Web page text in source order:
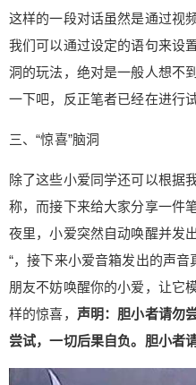
这样的一段对话虽然是通过视
我们可以通过设定的语句来设
洞的玩法，绝对是一般人想不
一下吧，反正笔者已经在进行试
三、“惊喜”脑洞
除了这些小爱同学还可以根据
称，而接下来给大家分享一件
夜里，小爱突然自动唤醒并发
“，接下来小爱音箱发出的声
朋友不妨唤醒你的小爱，让它
样的惊喜， 声明：胆小者请勿
尝试，一切后果自负。胆小者